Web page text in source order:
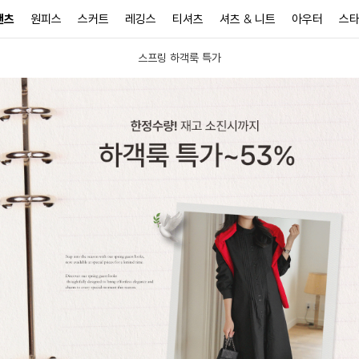
츠 원피스 스커트 레깅스 티셔츠 셔츠 & 니트 아우터 스
스프링 하객룩 특가